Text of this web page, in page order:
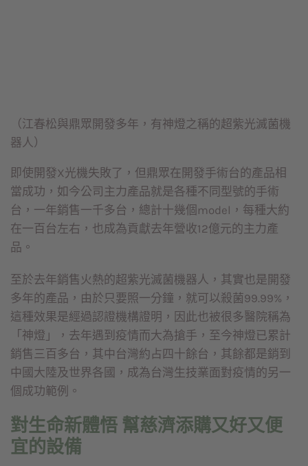
（江春松與鼎眾開發多年，有神燈之稱的超紫光滅菌機
器人）
即使開發X光機失敗了，但鼎眾在開發手術台的產品相
當成功，如今公司主力產品就是各種不同型號的手術
台，一年銷售一千多台，總計十幾個model，每種大約
在一百台左右，也成為貢獻去年營收12億元的主力產
品。
至於去年銷售火熱的超紫光滅菌機器人，其實也是開發
多年的產品，由於只要照一分鐘，就可以殺菌99.99%，
這種效果是經過認證機構證明，因此也被很多醫院稱為
「神燈」，去年遇到疫情而大為搶手，至今神燈已累計
銷售三百多台，其中台灣約占四十餘台，其餘都是銷到
中國大陸及世界各國，成為台灣生技業面對疫情的另一
個成功範例。
對生命新體悟 幫慈濟添購又好又便
宜的設備